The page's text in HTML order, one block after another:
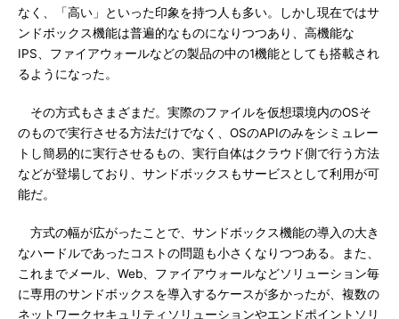
なく、「高い」といった印象を持つ人も多い。しかし現在ではサ
ンドボックス機能は普遍的なものになりつつあり、高機能な
IPS、ファイアウォールなどの製品の中の1機能としても搭載され
るようになった。
その方式もさまざまだ。実際のファイルを仮想環境内のOSそ
のもので実行させる方法だけでなく、OSのAPIのみをシミュレー
トし簡易的に実行させるもの、実行自体はクラウド側で行う方法
などが登場しており、サンドボックスもサービスとして利用が可
能だ。
方式の幅が広がったことで、サンドボックス機能の導入の大き
なハードルであったコストの問題も小さくなりつつある。また、
これまでメール、Web、ファイアウォールなどソリューション毎
に専用のサンドボックスを導入するケースが多かったが、複数の
ネットワークセキュリティソリューションやエンドポイントソリ